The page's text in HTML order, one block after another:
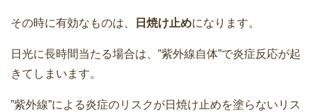
その時に有効なものは、 日焼け止めになります。
日光に長時間当たる場合は、”紫外線自体”で炎症反応が起
きてしまいます。
”紫外線”による炎症のリスクが日焼け止めを塗らないリス